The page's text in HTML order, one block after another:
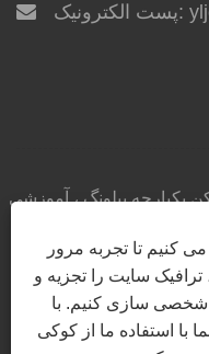
پست الکترونیک:
مسکن یکپارچه ییلونگ ، آموزشی
صفحه اصلی درباره ما
با ما تماس بگیرید
کنیم تا تجربه مرور
ترافیک سایت را تجزیه و
شخصی سازی کنیم. با
با استفاده ما از کوکی